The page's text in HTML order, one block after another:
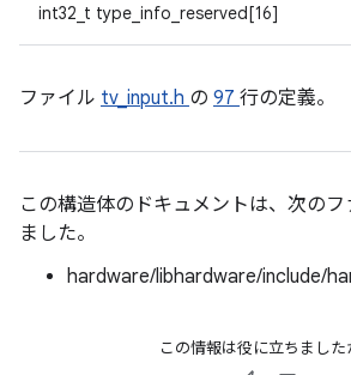
int32_t type_info_reserved[16]
ファイル tv_input.h の 97 行の定義。
この構造体のドキュメントは、次の
ました。
hardware/libhardware/include/
この情報は役に立ちました